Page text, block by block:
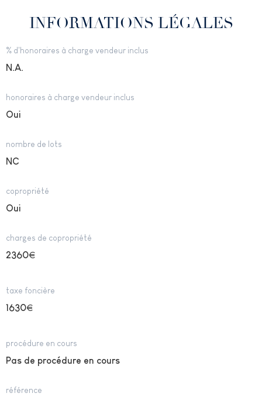
INFORMATIONS LÉGALES
% d'honoraires à charge vendeur inclus
N.A.
honoraires à charge vendeur inclus
Oui
nombre de lots
NC
copropriété
Oui
charges de copropriété
2360€
taxe foncière
1630€
procédure en cours
Pas de procédure en cours
référence